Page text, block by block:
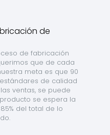
de fabricación
que de cada
meta es que 90
de calidad
ventas, se puede
se espera la
del total de lo